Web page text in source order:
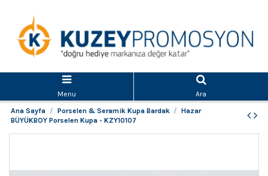
Menu
Ara
Ana Sayfa
Porselen & Seramik Kupa Bardak
Hazar
BÜYÜKBOY Porselen Kupa - KZY10107